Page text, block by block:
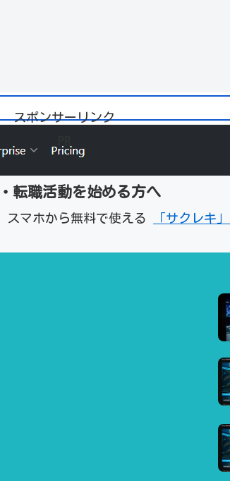
スポンサーリンク
転職活動を始める方へ
スマホから無料で使える 「サクレキ」